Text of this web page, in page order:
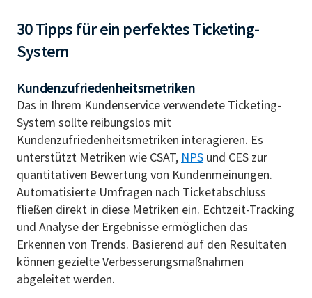
30 Tipps für ein perfektes Ticketing-
System
Kundenzufriedenheitsmetriken
Das in Ihrem Kundenservice verwendete Ticketing-
System sollte reibungslos mit
Kundenzufriedenheitsmetriken interagieren. Es
unterstützt Metriken wie CSAT, NPS und CES zur
quantitativen Bewertung von Kundenmeinungen.
Automatisierte Umfragen nach Ticketabschluss
fließen direkt in diese Metriken ein. Echtzeit-Tracking
und Analyse der Ergebnisse ermöglichen das
Erkennen von Trends. Basierend auf den Resultaten
können gezielte Verbesserungsmaßnahmen
abgeleitet werden.